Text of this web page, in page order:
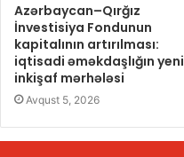
Azərbaycan–Qırğız
İnvestisiya Fondunun
kapitalının artırılması:
iqtisadi əməkdaşlığın yeni
inkişaf mərhələsi
Avqust 5, 2026